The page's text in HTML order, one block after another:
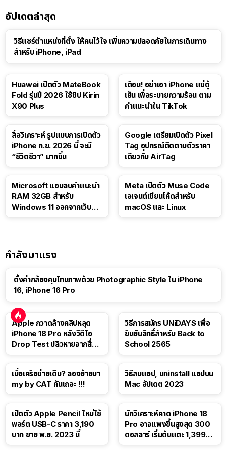
อัปเดตล่าสุด
วิธีแชร์ตำแหน่งที่ตั้ง ให้คนไว้ใจ เพิ่มความปลอดภัยในการเดินทาง
สำหรับ iPhone, iPad
Huawei เปิดตัว MateBook
Fold รุ่นปี 2026 ใช้ชิป Kirin
X90 Plus
เตือน! อย่าเอา iPhone แช่ตู้
เย็น เพื่อระบายความร้อน ตาม
คำแนะนำใน TikTok
สื่อวิเคราะห์ รูปแบบการเปิดตัว
iPhone ก.ย. 2026 นี้ จะมี
“ชีวิตชีวา” มากขึ้น
Google เตรียมเปิดตัว Pixel
Tag อุปกรณ์ติดตามตัวราคา
เดียวกับ AirTag
Microsoft แอบลบคำแนะนำ
RAM 32GB สำหรับ
Windows 11 ออกจากเว็บตัว
Meta เปิดตัว Muse Code
เอเจนต์เขียนโค้ดสำหรับ
macOS และ Linux
กำลังมาแรง
ตั้งค่ากล้องคุมโทนภาพด้วย Photographic Style ใน iPhone
16, iPhone 16 Pro
Apple กวาดล้างคลิปหลุด
iPhone 18 Pro หลังวิดีโอ
Drop Test ปลิวหายจากสื่อ
วิธีการสมัคร UNiDAYS เพื่อ
ยืนยันสิทธิ์สำหรับ Back to
School 2565
เบื่อเครือข่ายเดิม? ลองย้ายมา
my by CAT กันเถอะ !!!
วิธีลบแอป, uninstall แอปบน
Mac อัปเดต 2023
เปิดตัว Apple Pencil ใหม่ใช้
พอร์ต USB-C ราคา 3,190
บาท ขาย พ.ย. 2023 นี้
นักวิเคราะห์คาด iPhone 18
Pro อาจแพงขึ้นสูงสุด 300
ดอลลาร์ เริ่มต้นแตะ 1,399